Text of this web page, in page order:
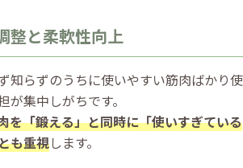
整と柔軟性向上
知らずのうちに使いやすい筋肉ばかり使
が集中しがちです。
を「鍛える」と同時に「使いすぎている
も重視します。